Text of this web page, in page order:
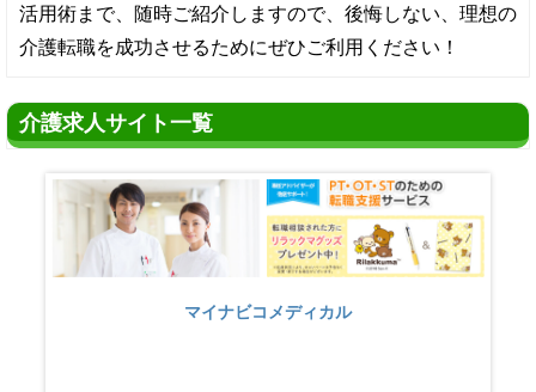
活用術まで、随時ご紹介しますので、後悔しない、理想の
介護転職を成功させるためにぜひご利用ください！
介護求人サイト一覧
マイナビコメディカル